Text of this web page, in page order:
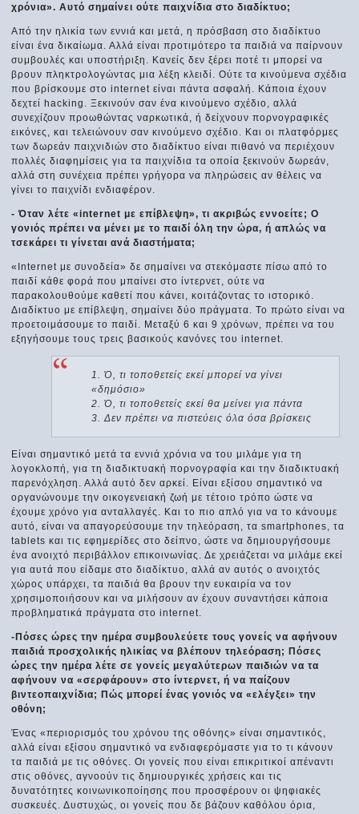
χρόνια». Αυτό σημαίνει ούτε παιχνίδια στο διαδίκτυο;
Από την ηλικία των εννιά και μετά, η πρόσβαση στο διαδίκτυο
είναι ένα δικαίωμα. Αλλά είναι προτιμότερο τα παιδιά να παίρνουν
συμβουλές και υποστήριξη. Κανείς δεν ξέρει ποτέ τι μπορεί να
βρουν πληκτρολογώντας μια λέξη κλειδί. Ούτε τα κινούμενα σχέδια
που βρίσκουμε στο internet είναι πάντα ασφαλή. Κάποια έχουν
δεχτεί hacking. Ξεκινούν σαν ένα κινούμενο σχέδιο, αλλά
συνεχίζουν προωθώντας ναρκωτικά, ή δείχνουν πορνογραφικές
εικόνες, και τελειώνουν σαν κινούμενο σχέδιο. Και οι πλατφόρμες
των δωρεάν παιχνιδιών στο διαδίκτυο είναι πιθανό να περιέχουν
πολλές διαφημίσεις για τα παιχνίδια τα οποία ξεκινούν δωρεάν,
αλλά στη συνέχεια πρέπει γρήγορα να πληρώσεις αν θέλεις να
γίνει το παιχνίδι ενδιαφέρον.
- Όταν λέτε «internet με επίβλεψη», τι ακριβώς εννοείτε; Ο
γονιός πρέπει να μένει με το παιδί όλη την ώρα, ή απλώς να
τσεκάρει τι γίνεται ανά διαστήματα;
«Internet με συνοδεία» δε σημαίνει να στεκόμαστε πίσω από το
παιδί κάθε φορά που μπαίνει στο ίντερνετ, ούτε να
παρακολουθούμε καθετί που κάνει, κοιτάζοντας το ιστορικό.
Διαδίκτυο με επίβλεψη, σημαίνει δύο πράγματα. Το πρώτο είναι να
προετοιμάσουμε το παιδί. Μεταξύ 6 και 9 χρόνων, πρέπει να του
εξηγήσουμε τους τρεις βασικούς κανόνες του internet.
Ό, τι τοποθετείς εκεί μπορεί να γίνει
«δημόσιο»
Ό, τι τοποθετείς εκεί θα μείνει για πάντα
Δεν πρέπει να πιστεύεις όλα όσα βρίσκεις
Είναι σημαντικό μετά τα εννιά χρόνια να του μιλάμε για τη
λογοκλοπή, για τη διαδικτυακή πορνογραφία και την διαδικτυακή
παρενόχληση. Αλλά αυτό δεν αρκεί. Είναι εξίσου σημαντικό να
οργανώνουμε την οικογενειακή ζωή με τέτοιο τρόπο ώστε να
έχουμε χρόνο για ανταλλαγές. Και το πιο απλό για να το κάνουμε
αυτό, είναι να απαγορεύσουμε την τηλεόραση, τα smartphones, τα
tablets και τις εφημερίδες στο δείπνο, ώστε να δημιουργήσουμε
ένα ανοιχτό περιβάλλον επικοινωνίας. Δε χρειάζεται να μιλάμε εκεί
για αυτά που είδαμε στο διαδίκτυο, αλλά αν αυτός ο ανοιχτός
χώρος υπάρχει, τα παιδιά θα βρουν την ευκαιρία να τον
χρησιμοποιήσουν και να μιλήσουν αν έχουν συναντήσει κάποια
προβληματικά πράγματα στο internet.
-Πόσες ώρες την ημέρα συμβουλεύετε τους γονείς να αφήνουν
παιδιά προσχολικής ηλικίας να βλέπουν τηλεόραση; Πόσες
ώρες την ημέρα λέτε σε γονείς μεγαλύτερων παιδιών να τα
αφήνουν να «σερφάρουν» στο ίντερνετ, ή να παίζουν
βιντεοπαιχνίδια; Πώς μπορεί ένας γονιός να «ελέγξει» την
οθόνη;
Ένας «περιορισμός του χρόνου της οθόνης» είναι σημαντικός,
αλλά είναι εξίσου σημαντικό να ενδιαφερόμαστε για το τι κάνουν
τα παιδιά με τις οθόνες. Οι γονείς που είναι επικριτικοί απέναντι
στις οθόνες, αγνοούν τις δημιουργικές χρήσεις και τις
δυνατότητες κοινωνικοποίησης που προσφέρουν οι ψηφιακές
συσκευές. Δυστυχώς, οι γονείς που δε βάζουν καθόλου όρια,